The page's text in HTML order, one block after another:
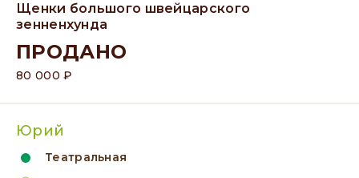
Щенки большого швейцарского
зенненхунда
ПРОДАНО
80 000 ₽
Юрий
Театральная